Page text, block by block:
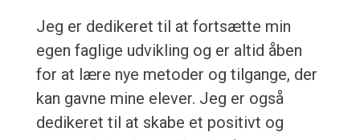
Jeg er dedikeret til at fortsætte min
egen faglige udvikling og er altid åben
for at lære nye metoder og tilgange, der
kan gavne mine elever. Jeg er også
dedikeret til at skabe et positivt og